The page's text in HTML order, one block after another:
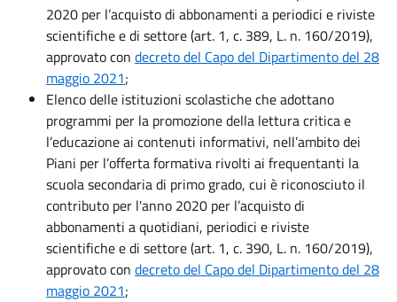
2020 per l’acquisto di abbonamenti a periodici e riviste
scientifiche e di settore (art. 1, c. 389, L. n. 160/2019),
approvato con decreto del Capo del Dipartimento del 28
maggio 2021;
Elenco delle istituzioni scolasticheche adottano
programmi per la promozione della lettura critica e
l’educazione ai contenuti informativi, nell’ambito dei
Piani per l’offerta formativa rivolti ai frequentanti la
scuola secondaria di primo grado, cui è riconosciuto il
contributo per l'anno 2020 per l’acquisto di
abbonamenti a quotidiani, periodici e riviste
scientifiche e di settore (art. 1, c. 390, L. n. 160/2019),
approvato con decreto del Capo del Dipartimento del 28
maggio 2021;